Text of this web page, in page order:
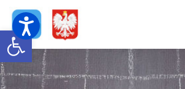
Open toolbar